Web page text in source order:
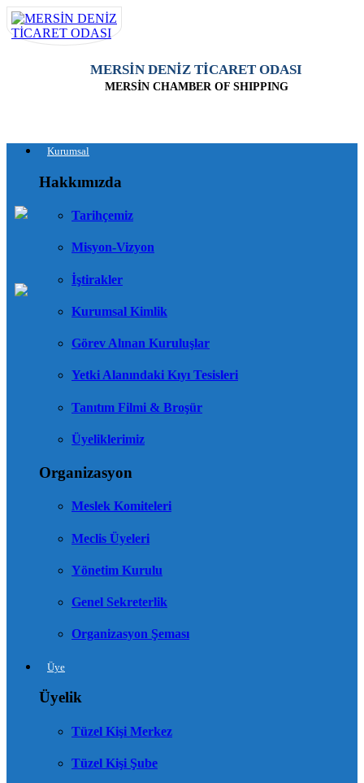
MERSİN DENİZ TİCARET ODASI
MERSİN CHAMBER OF SHIPPING
Kurumsal
Hakkımızda
Tarihçemiz
Misyon-Vizyon
İştirakler
Kurumsal Kimlik
Görev Alınan Kuruluşlar
Yetki Alanındaki Kıyı Tesisleri
Tanıtım Filmi & Broşür
Üyeliklerimiz
Organizasyon
Meslek Komiteleri
Meclis Üyeleri
Yönetim Kurulu
Genel Sekreterlik
Organizasyon Şeması
Üye
Üyelik
Tüzel Kişi Merkez
Tüzel Kişi Şube